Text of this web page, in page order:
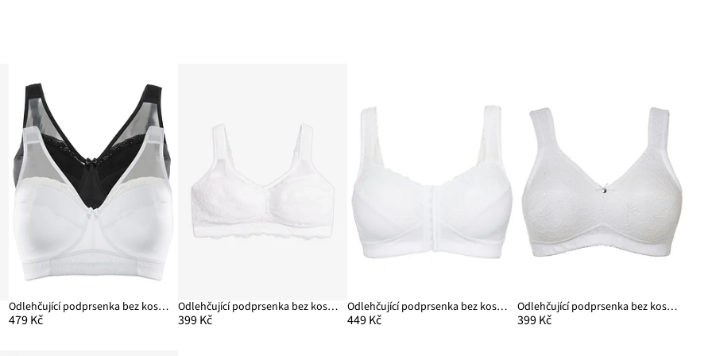
Odlehčující podprsenka bez kostic, s polstrovanými ramínky (2 ks v balení)
479 Kč
Odlehčující podprsenka bez kostic, s polstrovanými ramínky
399 Kč
Odlehčující podprsenka bez kostic, s pohodlným zapínáním vpředu
449 Kč
Odlehčující podprsenka bez kostic, s polstrovanými ramínky
399 Kč